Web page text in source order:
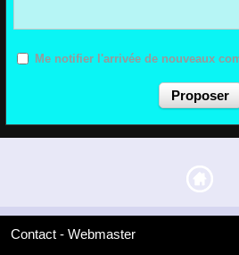
Me notifier l'arrivée de nouveaux
Contact - Webmaster